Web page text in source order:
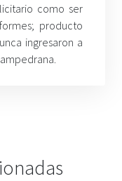
como ser
producto
ingresaron a